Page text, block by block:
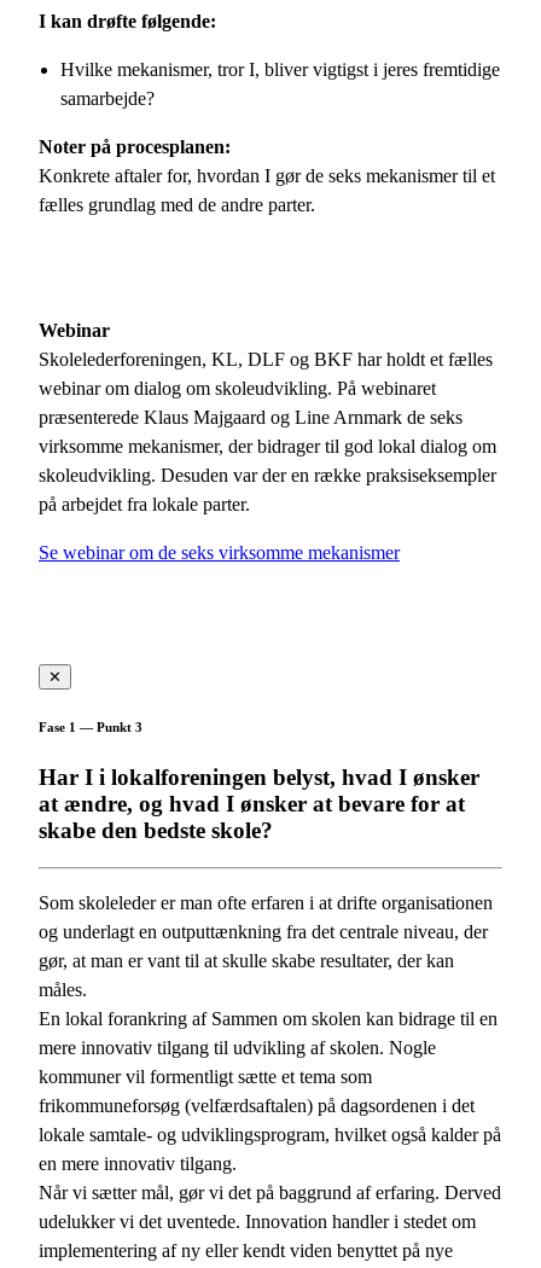
I kan drøfte følgende:
Hvilke mekanismer, tror I, bliver vigtigst i jeres fremtidige
samarbejde?
Noter på procesplanen:
Konkrete aftaler for, hvordan I gør de seks mekanismer til et
fælles grundlag med de andre parter.
Webinar
Skolelederforeningen, KL, DLF og BKF har holdt et fælles
webinar om dialog om skoleudvikling. På webinaret
præsenterede Klaus Majgaard og Line Arnmark de seks
virksomme mekanismer, der bidrager til god lokal dialog om
skoleudvikling. Desuden var der en række praksiseksempler
på arbejdet fra lokale parter.
Se webinar om de seks virksomme mekanismer
✕
Fase 1 — Punkt 3
Har I i lokalforeningen belyst, hvad I ønsker
at ændre, og hvad I ønsker at bevare for at
skabe den bedste skole?
Som skoleleder er man ofte erfaren i at drifte organisationen
og underlagt en outputtænkning fra det centrale niveau, der
gør, at man er vant til at skulle skabe resultater, der kan
måles.
En lokal forankring af Sammen om skolen kan bidrage til en
mere innovativ tilgang til udvikling af skolen. Nogle
kommuner vil formentligt sætte et tema som
frikommuneforsøg (velfærdsaftalen) på dagsordenen i det
lokale samtale- og udviklingsprogram, hvilket også kalder på
en mere innovativ tilgang.
Når vi sætter mål, gør vi det på baggrund af erfaring. Derved
udelukker vi det uventede. Innovation handler i stedet om
implementering af ny eller kendt viden benyttet på nye